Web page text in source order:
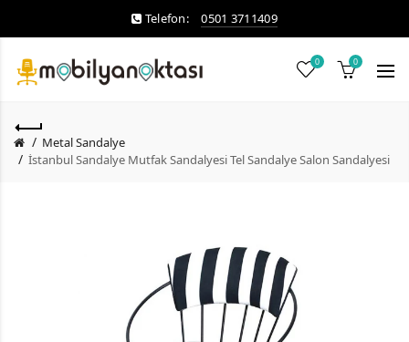
Telefon: 0501 3711409
0 0
Metal Sandalye
İstanbul Sandalye Mutfak Sandalyesi Tel Sandalye Salon Sandalyesi